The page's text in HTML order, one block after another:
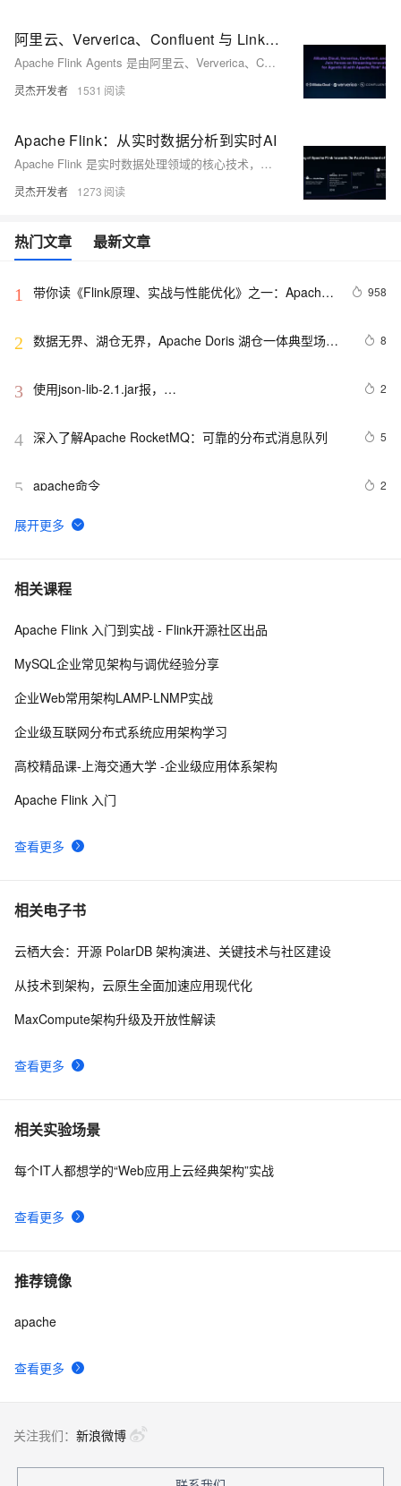
阿里云、Ververica、Confluent 与 LinkedIn 携手推进流式创新，共筑基于 Apache Flink Agents 的智能体 AI 未来
Apache Flink Agents 是由阿里云、Ververica、Confluent 与 LinkedIn 联合推出的开源子项目，旨在基于 Flink 构建可扩展、事件驱动的生产级 AI 智能体框架，实现数据与智能的实时融合。
灵杰开发者 1531
Apache Flink：从实时数据分析到实时AI
Apache Flink 是实时数据处理领域的核心技术，历经十年发展，已从学术项目成长为实时计算的事实标准。它在现代数据架构中发挥着关键作用，支持实时数据分析、湖仓集成及实时 AI 应用。随着 Flink 2.0 的发布，其在流式湖仓、AI 驱动决策等方面展现出强大潜力，正推动企业迈向智能化、实时化的新阶段。
灵杰开发者 1273
热门文章 最新文章
1
带你读《Flink原理、实战与性能优化》之一：Apache
958
2 数据无界、湖仓无界，Apache Doris 湖仓一体典型场景
8
3 使用json-lib-2.1.jar报，
member of class
2
4 深入了解Apache RocketMQ：可靠的分布式消息队列 5
5 apache命令 2
6
报错：SemanticException
java.lang.RuntimeException：Un
7 zabbix：web服务Apache/Nginx状态监控
8 Apache Flink 2.1.0: 面向实时 Data + AI 全面升级，开
建
10带你读《Apache Doris 案例集》——06 Apache   Doris
相关课程
查看更多
Apache Flink 入门到实战 - Flink开源社区出品
MySQL企业常见架构与调优经验分享
企业Web常用架构LAMP-LNMP实战
企业级互联网分布式系统应用架构学习
高校精品课-上海交通大学 -企业级应用体系架构
Apache Flink 入门
相关电子书
查看更多
云栖大会：开源 PolarDB 架构演进、关键技术与社区建设
从技术到架构，云原生全面加速应用现代化
MaxCompute架构升级及开放性解读
相关实验场景
查看更多
每个IT人都想学的“Web应用上云经典架构”实战
推荐镜像
查看更多
apache
关注我们： 新浪微博